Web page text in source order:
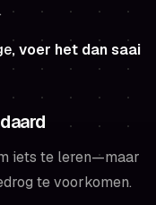
, voer het dan saai
iets te leren—maar
te voorkomen.